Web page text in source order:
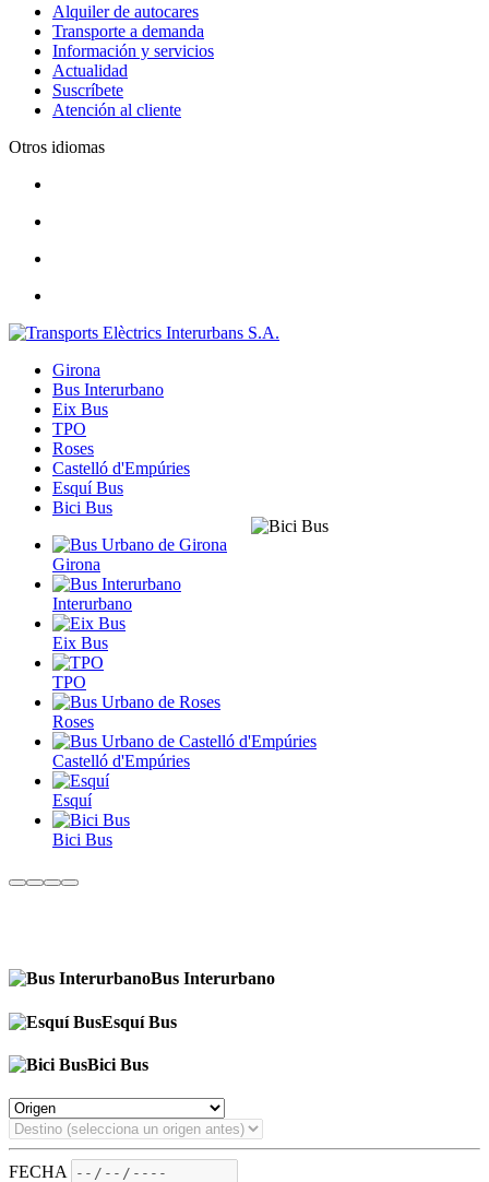
Alquiler de autocares
Transporte a demanda
Información y servicios
Actualidad
Suscríbete
Atención al cliente
Otros idiomas
Girona
Bus Interurbano
Eix Bus
TPO
Roses
Castelló d'Empúries
Esquí Bus
Bici Bus
Girona
Interurbano
Eix Bus
TPO
Roses
Castelló d'Empúries
Esquí
Bici Bus
Bus Interurbano
Esquí Bus
Bici Bus
FECHA